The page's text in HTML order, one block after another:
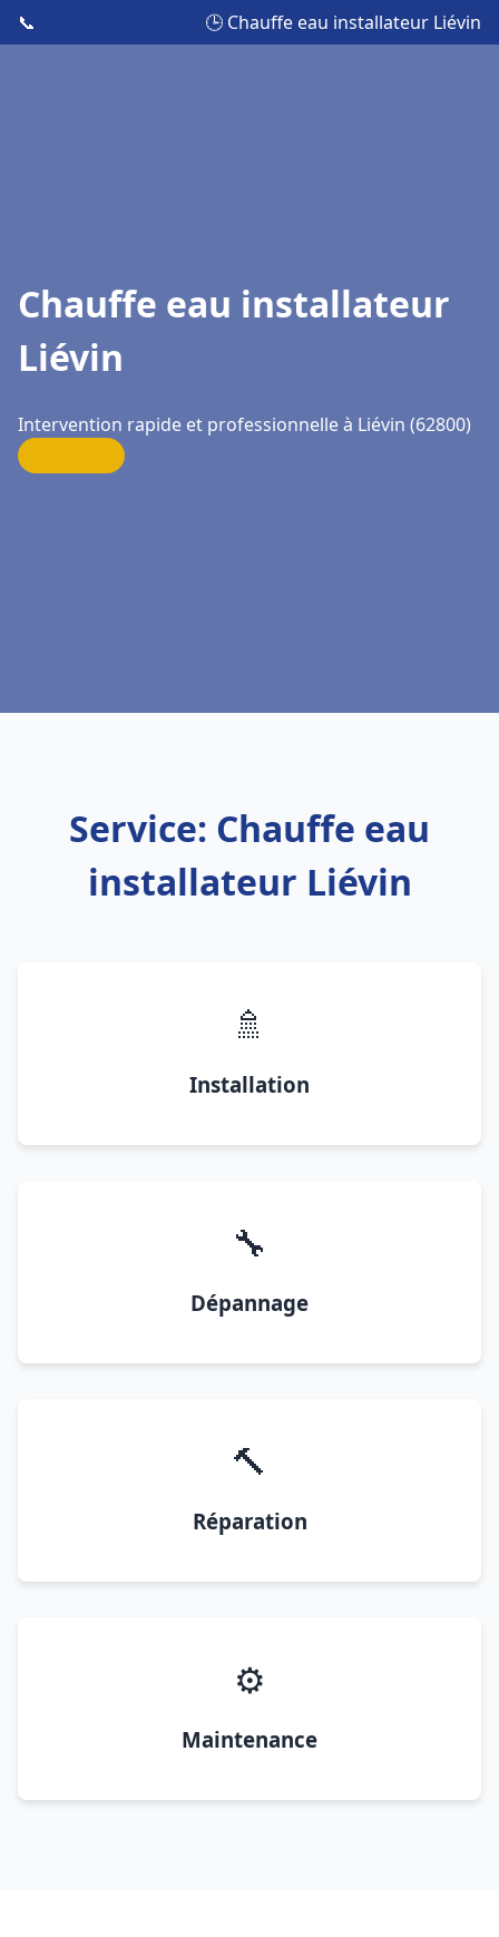
📞 🕒 Chauffe eau installateur Liévin
Chauffe eau installateur
Liévin
Intervention rapide et professionnelle à Liévin (62800)
Service: Chauffe eau
installateur Liévin
🚿
Installation
🔧
Dépannage
🔨
Réparation
⚙️
Maintenance